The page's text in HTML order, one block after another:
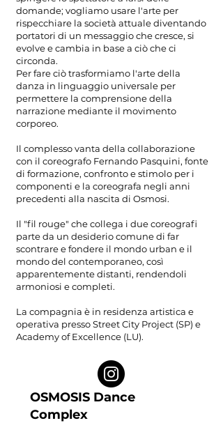
domande; vogliamo usare l'arte per
rispecchiare la società attuale diventando
portatori di un messaggio che cresce, si
evolve e cambia in base a ciò che ci
circonda.
Per fare ciò trasformiamo l'arte della
danza in linguaggio universale per
permettere la comprensione della
narrazione mediante il movimento
corporeo.
Il complesso vanta della collaborazione
con il coreografo Fernando Pasquini, fonte
di formazione, confronto e stimolo per i
componenti e la coreografa negli anni
precedenti alla nascita di Osmosi.
Il "fil rouge" che collega i due coreografi
parte da un desiderio comune di far
scontrare e fondere il mondo urban e il
mondo del contemporaneo, così
apparentemente distanti, rendendoli
armoniosi e completi.
La compagnia è in residenza artistica e
operativa presso Street City Project (SP) e
Academy of Excellence (LU).
OSMOSIS Dance
Complex